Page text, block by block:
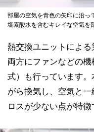
部屋の空気を青色の矢印に沿っ
塩素酸水を含むキレイな空気を
熱交換ユニットによ
両方にファンなどの
式）も行っています
がら換気し、空気と
ロスが少ない点が特徴